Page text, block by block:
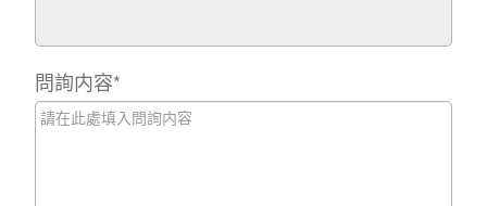
問詢内容*